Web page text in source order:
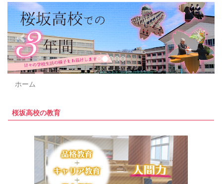
p
r
e
v
i
o
n
e
x
t
ホーム
桜坂高校の教育